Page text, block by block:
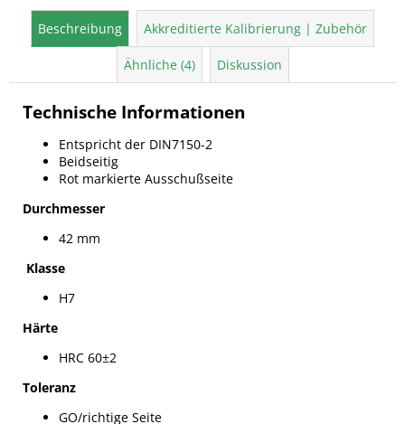
Beschreibung Akkreditierte Kalibrierung | Zubehör
Ähnliche (4) Diskussion
Technische Informationen
Entspricht der DIN7150-2
Beidseitig
Rot markierte Ausschußseite
Durchmesser
42 mm
Klasse
H7
Härte
HRC 60±2
Toleranz
GO/richtige Seite